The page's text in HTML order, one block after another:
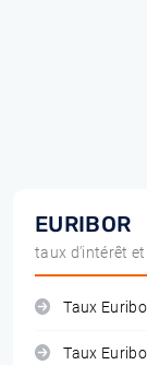
EURIBOR
taux d'intérêt
Taux
Taux